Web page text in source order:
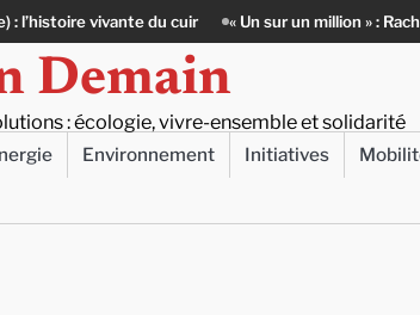
un million » : Rachid Azizi, l’homme sous l’uniforme
Demain
: écologie, vivre-ensemble et solidarité
Environnement Initiatives